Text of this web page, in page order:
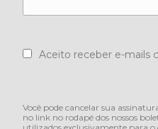
Aceito receber e-mails
Você pode cancelar sua
no link no rodapé dos nossos